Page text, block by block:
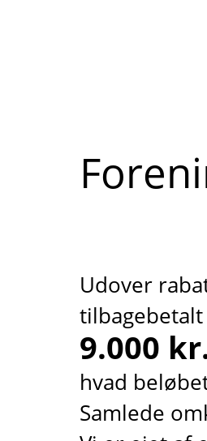
Udover
9.000
hvad
Samlede